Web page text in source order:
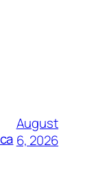
August
6, 2026